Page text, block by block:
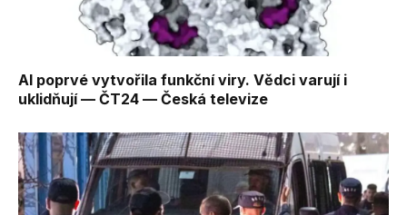
AI poprvé vytvořila funkční viry. Vědci varují i
uklidňují — ČT24 — Česká televize